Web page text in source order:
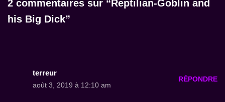
2 commentaires sur “Reptilian-Goblin and
his Big Dick”
terreur
août 3, 2019 à 12:10 am
RÉPONDRE